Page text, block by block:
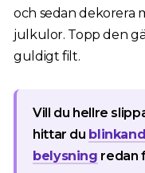
och sedan dekorera
julkulor. Topp den
guldigt filt.
Vill du hellre
hittar du
belysning redan